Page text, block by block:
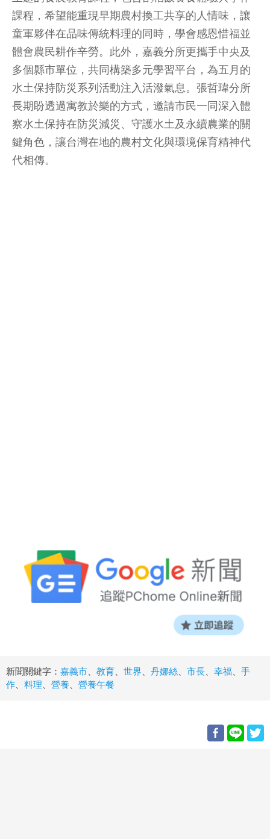
課程，希望能重現早期農村換工共享的人情味，讓
童軍夥伴在品味傳統料理的同時，學會感恩惜福並
體會農民耕作辛勞。此外，嘉義分所更攜手中央及
多個縣市單位，共同構築多元學習平台，為五月的
水土保持防災系列活動注入活潑氣息。張哲瑋分所
長期盼透過寓教於樂的方式，邀請市民一同深入體
察水土保持在防災減災、守護水土及永續農業的關
鍵角色，讓台灣在地的農村文化與環境保育精神代
代相傳。
新聞關鍵字： 嘉義市 教育 世界 丹娜絲 市長 幸福
手
作
料理 營養 營養午餐